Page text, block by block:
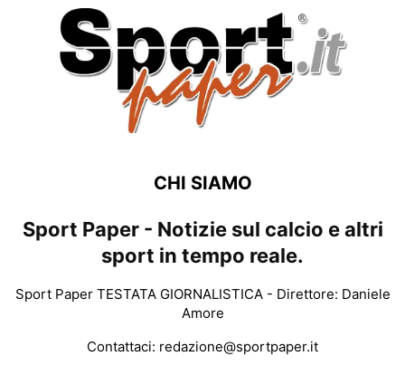
CHI SIAMO
Sport Paper - Notizie sul calcio e altri
sport in tempo reale.
Sport Paper TESTATA GIORNALISTICA - Direttore: Daniele
Amore
Contattaci: redazione@sportpaper.it